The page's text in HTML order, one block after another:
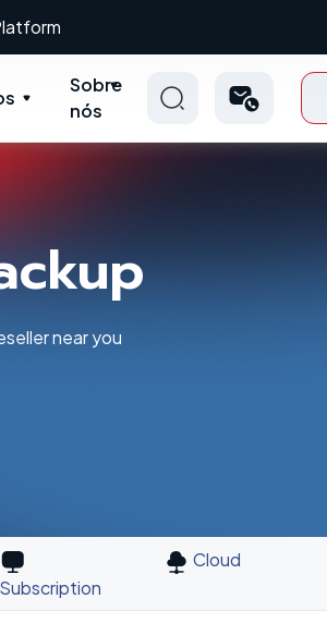
Sobre
nós
near you
Subscription
Cloud